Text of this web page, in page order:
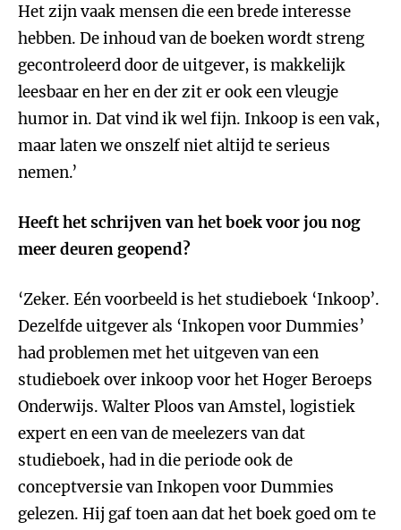
Het zijn vaak mensen die een brede interesse
hebben. De inhoud van de boeken wordt streng
gecontroleerd door de uitgever, is makkelijk
leesbaar en her en der zit er ook een vleugje
humor in. Dat vind ik wel fijn. Inkoop is een vak,
maar laten we onszelf niet altijd te serieus
nemen.’
Heeft het schrijven van het boek voor jou nog
meer deuren geopend?
‘Zeker. Eén voorbeeld is het studieboek ‘Inkoop’.
Dezelfde uitgever als ‘Inkopen voor Dummies’
had problemen met het uitgeven van een
studieboek over inkoop voor het Hoger Beroeps
Onderwijs. Walter Ploos van Amstel, logistiek
expert en een van de meelezers van dat
studieboek, had in die periode ook de
conceptversie van Inkopen voor Dummies
gelezen. Hij gaf toen aan dat het boek goed om te